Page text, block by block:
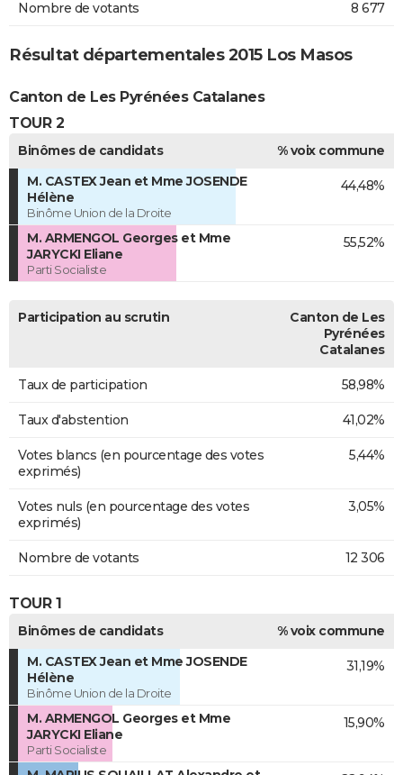
Nombre de votants 8 677
Résultat départementales 2015 Los Masos
Canton de Les Pyrénées Catalanes
TOUR 2
Binômes de candidats
% voix commune
M. CASTEX Jean et Mme JOSENDE
Hélène
Binôme Union de la Droite
44,48%
M. ARMENGOL Georges et Mme
JARYCKI Eliane
Parti Socialiste
55,52%
Participation au scrutin
Canton de Les
Pyrénées
Catalanes
Taux de participation 58,98%
Taux d'abstention 41,02%
Votes blancs (en pourcentage des votes
exprimés)
5,44%
Votes nuls (en pourcentage des votes
exprimés)
3,05%
Nombre de votants 12 306
TOUR 1
Binômes de candidats
% voix commune
M. CASTEX Jean et Mme JOSENDE
Hélène
Binôme Union de la Droite
31,19%
M. ARMENGOL Georges et Mme
JARYCKI Eliane
Parti Socialiste
15,90%